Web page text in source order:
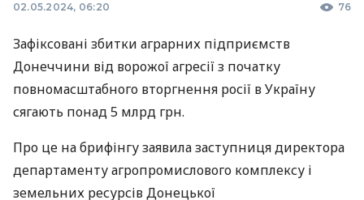
02.05.2024, 06:20 76
Зафіксовані збитки аграрних підприємств
Донеччини від ворожої агресії з початку
повномасштабного вторгнення росії в Україну
сягають понад 5 млрд грн.
Про це на брифінгу заявила заступниця директора
департаменту агропромислового комплексу і
земельних ресурсів Донецької